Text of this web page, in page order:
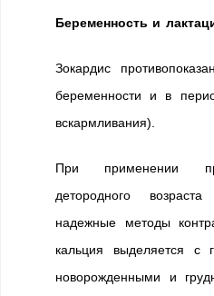
Беременность и
Зокардис
беременности и в
вскармливания).
При применении
детородного
надежные методы
кальция выделяется с
новорожденными и